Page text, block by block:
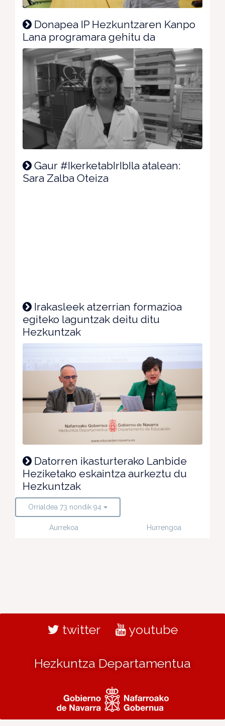
Donapea IP Hezkuntzaren Kanpo
Lana programara gehitu da
Gaur #IkerketabIrIbIla atalean:
Sara Zalba Oteiza
Irakasleek atzerrian formazioa
egiteko laguntzak deitu ditu
Hezkuntzak
Datorren ikasturterako Lanbide
Heziketako eskaintza aurkeztu du
Hezkuntzak
Orrialdea 73 nondik 94
Aurrekoa Hurrengoa
twitter youtube
Hezkuntza Departamentua